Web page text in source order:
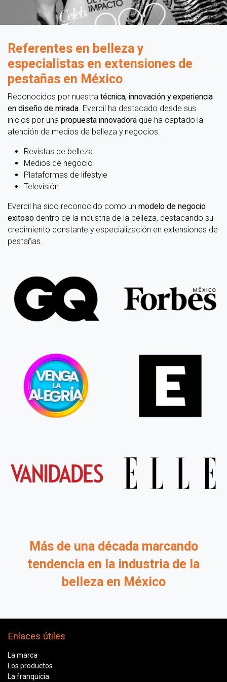
Referentes en belleza y
especialistas en extensiones de
pestañas en México
Reconocidos por nuestra técnica, innovación y experiencia
en diseño de mirada. Evercil ha destacado desde sus
inicios por una propuesta innovadora que ha captado la
atención de medios de belleza y negocios.
Revistas de belleza
Medios de negocio
Plataformas de lifestyle
Televisión
Evercil ha sido reconocido como un modelo de negocio
exitoso dentro de la industria de la belleza, destacando su
crecimiento constante y especialización en extensiones de
pestañas.
Más de una década marcando
tendencia en la industria de la
bellezaen México
Enlaces útiles
La marca
Los productos
La franquicia